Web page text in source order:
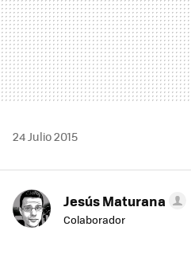
24 Julio 2015
Jesús Maturana
Colaborador